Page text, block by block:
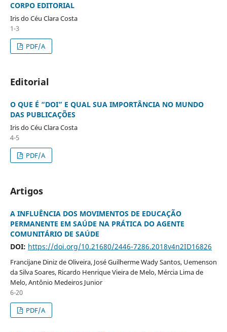
CORPO EDITORIAL
Iris do Céu Clara Costa
1-3
PDF/A
Editorial
O QUE É “DOI” E QUAL SUA IMPORTÂNCIA NO MUNDO
DAS PUBLICAÇÕES
Iris do Céu Clara Costa
4-5
PDF/A
Artigos
A INFLUÊNCIA DOS MOVIMENTOS DE EDUCAÇÃO
PERMANENTE EM SAÚDE NA PRÁTICA DO AGENTE
COMUNITÁRIO DE SAÚDE
DOI: https://doi.org/10.21680/2446-7286.2018v4n2ID16826
Francijane Diniz de Oliveira, José Guilherme Wady Santos, Uemenson
da Silva Soares, Ricardo Henrique Vieira de Melo, Mércia Lima de
Melo, Antônio Medeiros Junior
6-20
PDF/A